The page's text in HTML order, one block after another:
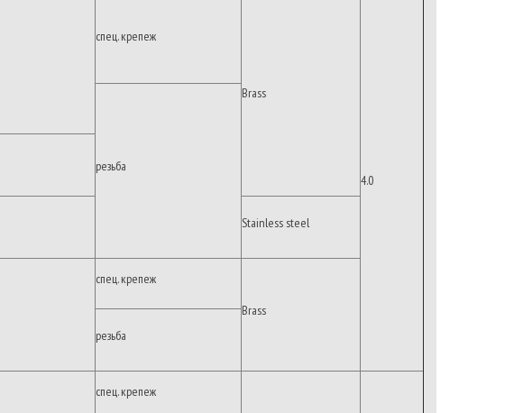
спец. крепеж
Brass
4.0
резьба
Stainless steel
спец. крепеж
Brass
резьба
спец. крепеж